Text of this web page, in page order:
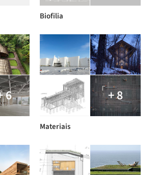
Biofilia
6 + 8
Materiais